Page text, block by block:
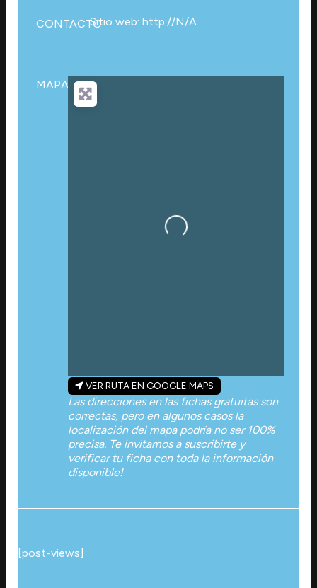
CONTACTO:Sitio web: http://N/A
MAPA:
Cargando…
VER RUTA EN GOOGLE MAPS
Las direcciones en las fichas gratuitas son
correctas, pero en algunos casos la
localización del mapa podría no ser 100%
precisa. Te invitamos a suscribirte y
verificar tu ficha con toda la información
disponible!
[post-views]